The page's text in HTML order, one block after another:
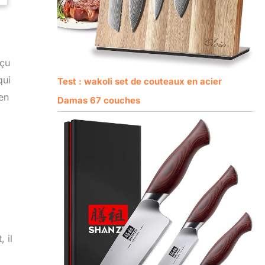
il
Test : wakoli set de couteaux en acier
Damas 67 couches